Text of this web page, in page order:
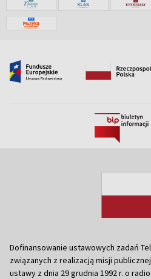
Dofinansowanie ustawowych zadań
związanych z realizacją misji
ustawy z dnia 29 grudnia 1992 r. o